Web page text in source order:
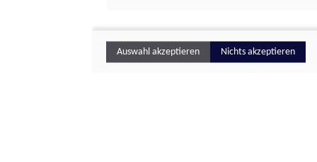
Auswahl akzeptieren Nichts akzeptieren